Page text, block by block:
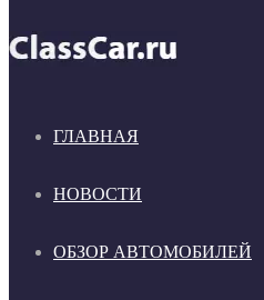
ГЛАВНАЯ
НОВОСТИ
ОБЗОР АВТОМОБИЛЕЙ